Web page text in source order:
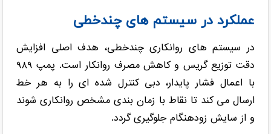
عملکرد در سیستم های چندخطی
در سیستم های روانکاری چندخطی، هدف اصلی افزایش
دقت توزیع گریس و کاهش مصرف روانکار است. پمپ ۹۸۹
با اعمال فشار پایدار، دبی کنترل شده ای را به هر خط
ارسال می کند تا نقاط با زمان بندی مشخص روانکاری شوند
و از سایش زودهنگام جلوگیری گردد.